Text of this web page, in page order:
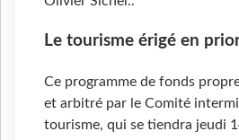
Le tourisme érigé en
Ce programme de fonds
et arbitré par le Comité
tourisme, qui se tiendra jeudi